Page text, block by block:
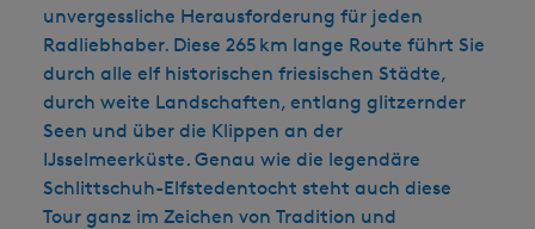
unvergessliche Herausforderung für jeden
Radliebhaber. Diese 265 km lange Route führt Sie
durch alle elf historischen friesischen Städte,
durch weite Landschaften, entlang glitzernder
Seen und über die Klippen an der
IJsselmeerküste. Genau wie die legendäre
Schlittschuh-Elfstedentocht steht auch diese
Tour ganz im Zeichen von Tradition und